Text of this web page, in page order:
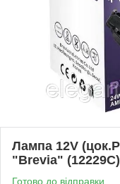
Лампа 12V
"Brevia" (12229C)
Готово до відправки